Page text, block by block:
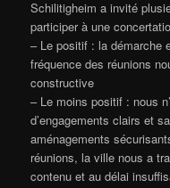
Schilitigheim a invité
participer à une
– Le positif : la démarche
fréquence des réunions
constructive
– Le moins positif : nous
d’engagements clairs et
aménagements
réunions, la ville nous a
contenu et au délai